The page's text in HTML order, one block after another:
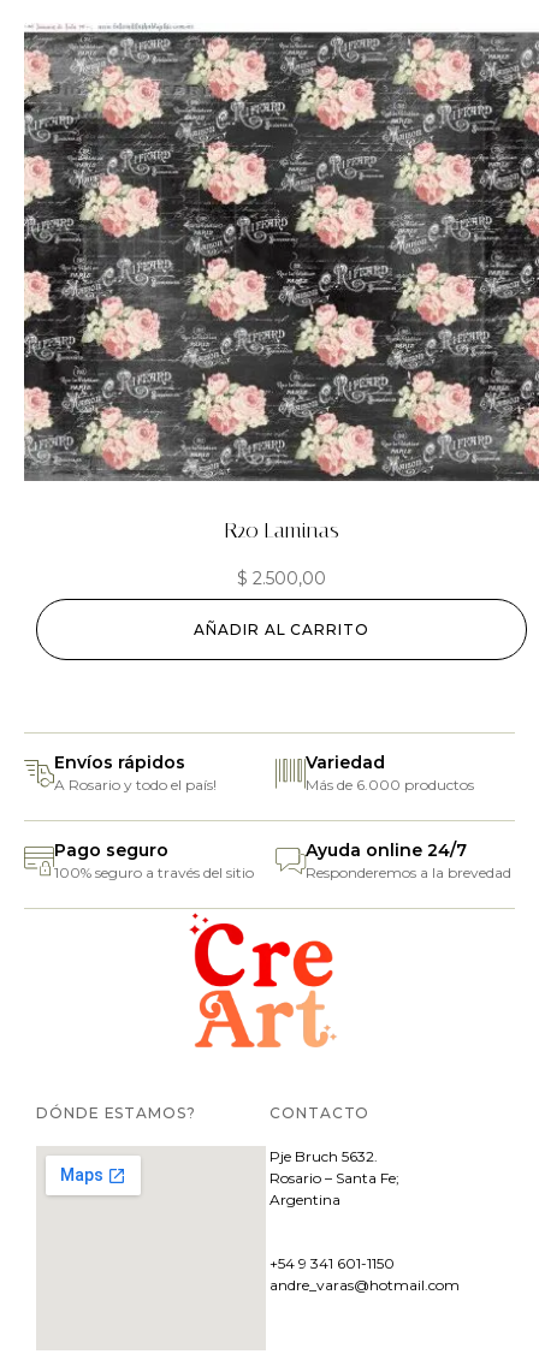
R20 Laminas
$ 2.500,00
AÑADIR AL CARRITO
Envíos rápidos
A Rosario y todo el país!
Variedad
Más de 6.000 productos
Pago seguro
100% seguro a través del sitio
Ayuda online 24/7
Responderemos a la brevedad
DÓNDE ESTAMOS? CONTACTO
Pje Bruch 5632.
Rosario – Santa Fe;
Argentina
+54 9 341 601-1150
andre_varas@hotmail.com